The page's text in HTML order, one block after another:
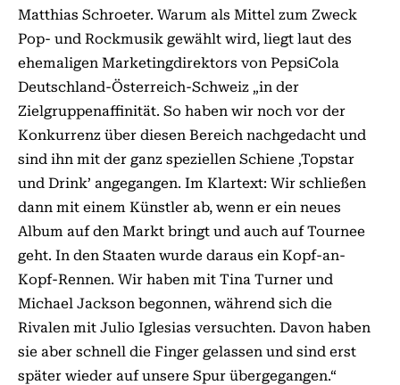
Matthias Schroeter. Warum als Mittel zum Zweck
Pop- und Rockmusik gewählt wird, liegt laut des
ehemaligen Marketingdirektors von PepsiCola
Deutschland-Österreich-Schweiz „in der
Zielgruppenaffinität. So haben wir noch vor der
Konkurrenz über diesen Bereich nachgedacht und
sind ihn mit der ganz speziellen Schiene ‚Topstar
und Drink’ angegangen. Im Klartext: Wir schließen
dann mit einem Künstler ab, wenn er ein neues
Album auf den Markt bringt und auch auf Tournee
geht. In den Staaten wurde daraus ein Kopf-an-
Kopf-Rennen. Wir haben mit Tina Turner und
Michael Jackson begonnen, während sich die
Rivalen mit Julio Iglesias versuchten. Davon haben
sie aber schnell die Finger gelassen und sind erst
später wieder auf unsere Spur übergegangen.“